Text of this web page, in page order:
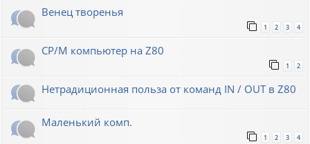
Венец творенья
1 2 3 4
CP/M компьютер на Z80
1 2
Нетрадиционная польза от команд IN / OUT в Z80
Маленький комп.
1 2 3 4